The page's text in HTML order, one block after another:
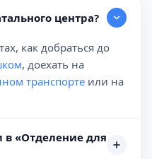
центра?
как добраться до
, доехать на
транспорте или на
в «Отделение для